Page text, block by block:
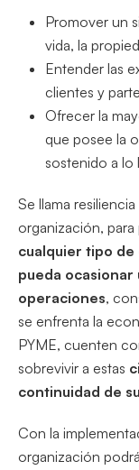
Promover un
vida, la
Entender las
clientes y
Ofrecer la
que posee la
sostenido a lo
Se llama
organización,
cualquier tipo de
pueda
operaciones,
se enfrenta la
PYME, cuenten
sobrevivir a estas
continuidad de
Con la
organización